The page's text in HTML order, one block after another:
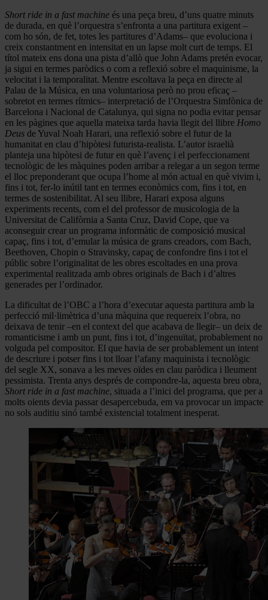
Short ride in a fast machine és una peça breu, d’uns quatre minuts
de durada, en què l’orquestra s’enfronta a una partitura exigent –
com ho són, de fet, totes les partitures d’Adams– que evoluciona i
creix constantment en intensitat en un lapse molt curt de temps. El
títol mateix ens dona una pista d’allò que John Adams pretén evocar,
ja sigui en termes paròdics o com a reflexió sobre el maquinisme, la
velocitat i la temporalitat. Mentre escoltava la peça en directe al
Palau de la Música, en una voluntariosa però no prou eficaç –
sobretot en termes rítmics– interpretació de l’Orquestra Simfònica de
Barcelona i Nacional de Catalunya, qui signa no podia evitar pensar
en les pàgines que aquella mateixa tarda havia llegit del llibre Homo
Deus de Yuval Noah Harari, una reflexió sobre el futur de la
humanitat en clau d’hipòtesi futurista-realista. L’autor israelià
planteja una hipòtesi de futur en què l’avenç i el perfeccionament
tecnològic de les màquines poden arribar a relegar a un segon terme
el lloc preponderant que ocupa l’home al món actual en què vivim i,
fins i tot, fer-lo inútil tant en termes econòmics com, fins i tot, en
termes de sostenibilitat. Al seu llibre, Harari exposa alguns
experiments recents, com el del professor de musicologia de la
Universitat de Califòrnia a Santa Cruz, David Cope, que va
aconseguir crear un programa informàtic de composició musical
capaç, fins i tot, d’emular la música de grans creadors, com Bach,
Beethoven, Chopin o Stravinsky, capaç de confondre fins i tot el
públic sobre l’originalitat de les obres escoltades en una prova
experimental realitzada amb obres originals de Bach i d’altres
generades per l’ordinador.
La dificultat de l’OBC a l’hora d’executar aquesta partitura amb la
perfecció mil·limètrica d’una màquina que requereix l’obra, no
deixava de tenir –en el context del que acabava de llegir– un deix de
romanticisme i amb un punt, fins i tot, d’ingenuïtat, probablement no
volguda pel compositor. El que havia de ser probablement un intent
de descriure i potser fins i tot lloar l’afany maquinista i tecnològic
del segle XX, sonava a les meves oïdes en clau paròdica i lleument
pessimista. Trenta anys després de compondre-la, aquesta breu obra
Short ride in a fast machine, situada a l’inici del programa, que per a
molts oients devia passar desapercebuda, em va provocar un impacte
no sols auditiu sinó també existencial totalment inesperat.